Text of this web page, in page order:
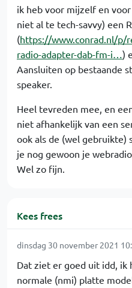
ik heb voor mijzelf en
niet al te tech-savvy) een
(https://www.conrad.nl/p/
radio-adapter-dab-fm-i…)
Aansluiten op bestaande
speaker.
Heel tevreden mee, en
niet afhankelijk van een
ook als de (wel gebruikte)
je nog gewoon je
Wel zo fijn.
Kees frees
dinsdag 30 november 2021
Dat ziet er goed uit idd, ik
normale (nmi) platte